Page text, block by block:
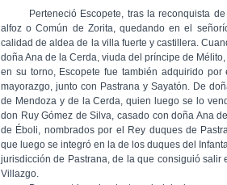
Perteneció Escopete, tras la reconquista de
alfoz o Común de Zorita, quedando en el
calidad de aldea de la villa fuerte y castillera.
doña Ana de la Cerda, viuda del príncipe de
en su torno, Escopete fue también adquirido
mayorazgo, junto con Pastrana y Sayatón. De
de Mendoza y de la Cerda, quien luego se lo
don Ruy Gómez de Silva, casado con doña Ana
de Éboli, nombrados por el Rey duques de
que luego se integró en la de los duques del
jurisdicción de Pastrana, de la que consiguió salir
Villazgo.